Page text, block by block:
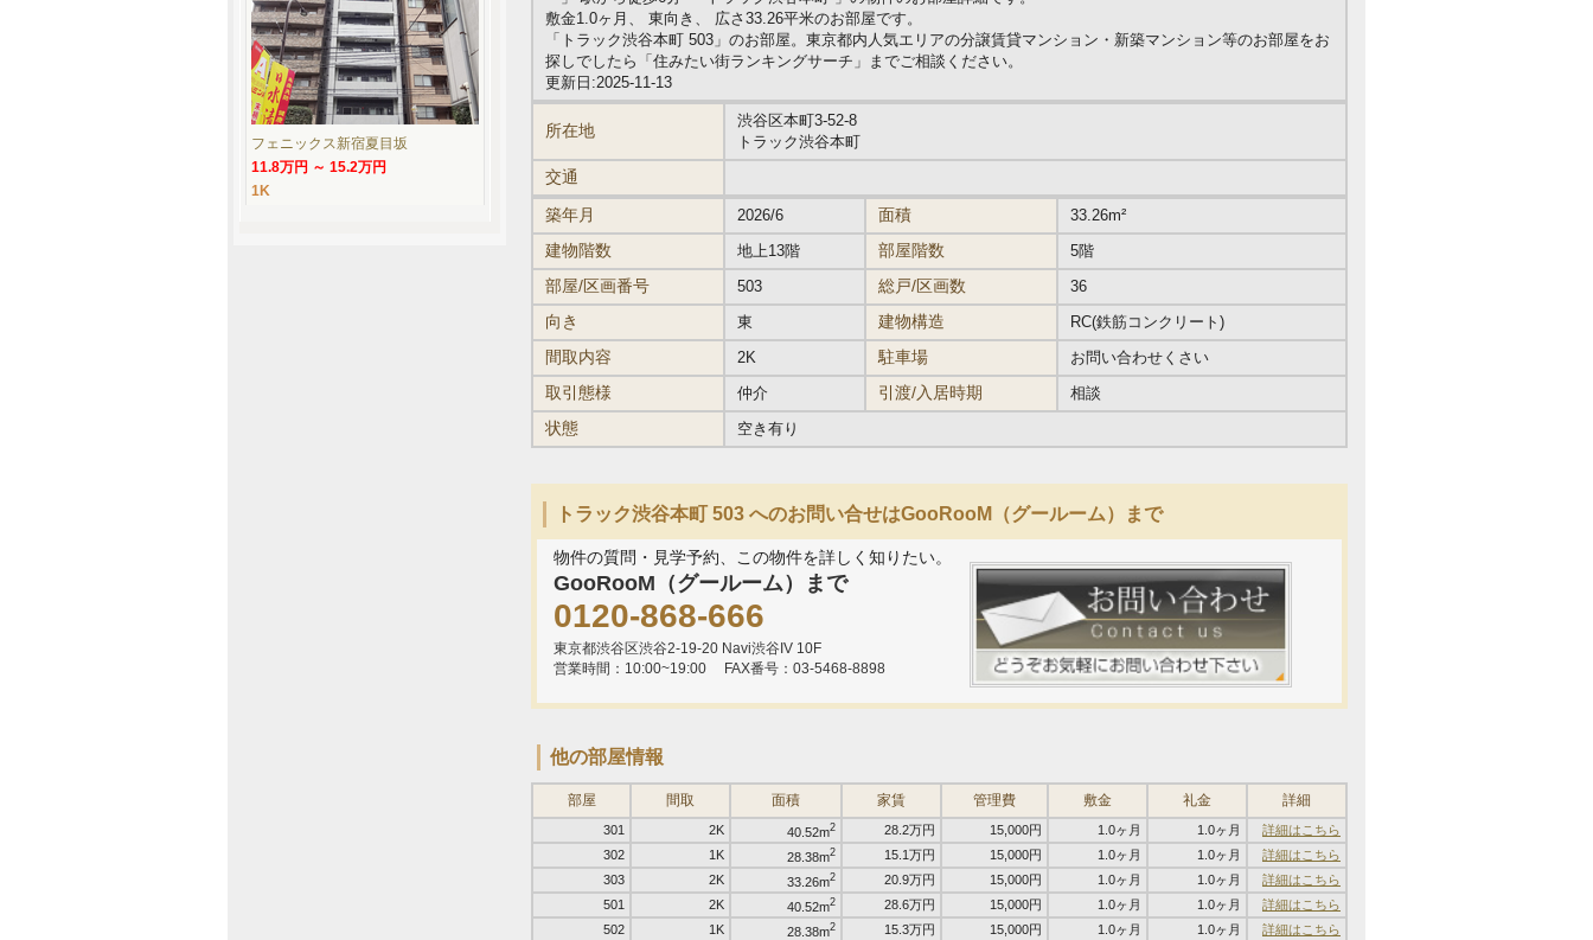
敷金1.0ヶ月、 東向き、 広さ33.26平米のお部屋です。
「トラック渋谷本町 503」のお部屋。東京都内人気エリアの分譲賃貸マンション・新築マンション等のお部屋をお
探しでしたら「住みたい街ランキングサーチ」までご相談ください。
更新日:2025-11-13
所在地
渋谷区本町3-52-8
トラック渋谷本町
交通
築年月
2026/6 面積 33.26m²
建物階数 地上13階 部屋階数 5階
部屋/区画番号 503 総戸/区画数 36
向き 東 建物構造 RC(鉄筋コンクリート)
間取内容 2K 駐車場 お問い合わせくさい
取引態様 仲介 引渡/入居時期 相談
状態 空き有り
トラック渋谷本町 503 へのお問い合せはGooRooM（グールーム）まで
物件の質問・見学予約、この物件を詳しく知りたい。
GooRooM（グールーム）まで
0120-868-666
東京都渋谷区渋谷2-19-20 Navi渋谷IV 10F
営業時間：10:00~19:00
FAX番号：03-5468-8898
他の部屋情報
部屋 間取 面積 家賃 管理費 敷金 礼金 詳細
301 2K 40.52m2 28.2万円 15,000円 1.0ヶ月 1.0ヶ月
詳細はこちら
302
1K 28.38m2 15.1万円 15,000円 1.0ヶ月 1.0ヶ月
詳細はこちら
303
2K 33.26m2 20.9万円 15,000円 1.0ヶ月 1.0ヶ月
詳細はこちら
501
2K 40.52m2 28.6万円 15,000円 1.0ヶ月 1.0ヶ月
詳細はこちら
502
1K 28.38m2 15.3万円 15,000円 1.0ヶ月 1.0ヶ月
詳細はこちら
フェニックス新宿夏目坂
11.8万円 ～ 15.2万円
1K